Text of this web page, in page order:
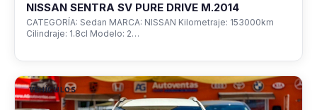
NISSAN SENTRA SV PURE DRIVE M.2014
CATEGORÍA: Sedan MARCA: NISSAN Kilometraje: 153000km
Cilindraje: 1.8cl Modelo: 2…
VEHÍCULOS